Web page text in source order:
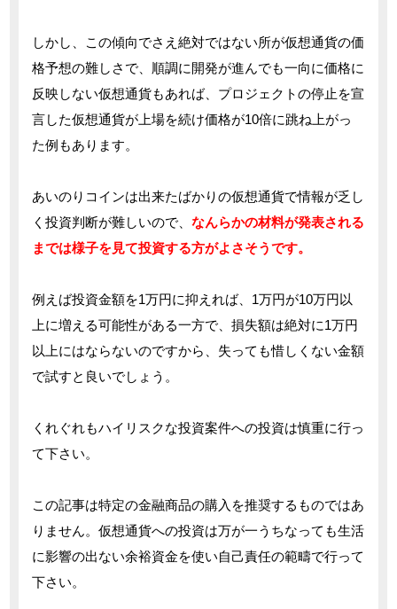
しかし、この傾向でさえ絶対ではない所が仮想通貨の価
格予想の難しさで、順調に開発が進んでも一向に価格に
反映しない仮想通貨もあれば、プロジェクトの停止を宣
言した仮想通貨が上場を続け価格が10倍に跳ね上がっ
た例もあります。
あいのりコインは出来たばかりの仮想通貨で情報が乏し
く投資判断が難しいので、なんらかの材料が発表される
までは様子を見て投資する方がよさそうです。
例えば投資金額を1万円に抑えれば、1万円が10万円以
上に増える可能性がある一方で、損失額は絶対に1万円
以上にはならないのですから、失っても惜しくない金額
で試すと良いでしょう。
くれぐれもハイリスクな投資案件への投資は慎重に行っ
て下さい。
この記事は特定の金融商品の購入を推奨するものではあ
りません。仮想通貨への投資は万が一うちなっても生活
に影響の出ない余裕資金を使い自己責任の範疇で行って
下さい。